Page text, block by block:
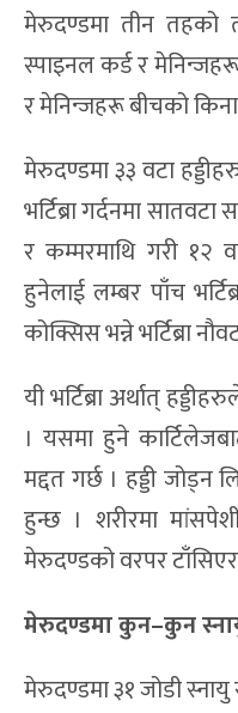
मेरुदण्डमा तीन तहको
स्पाइनल कर्ड र
र मेनिन्जहरू बीचको
मेरुदण्डमा ३३ वटा
भर्टिब्रा गर्दनमा सातवटा
र कम्मरमाथि गरी १२
हुनेलाई लम्बर पाँच
कोक्सिस भन्ने भर्टिब्रा
यी भर्टिब्रा अर्थात्
। यसमा हुने
मद्दत गर्छ । हड्डी जोड्न
हुन्छ । शरीरमा
मेरुदण्डको वरपर
मेरुदण्डमा कुन–कुन
मेरुदण्डमा ३१ जोडी